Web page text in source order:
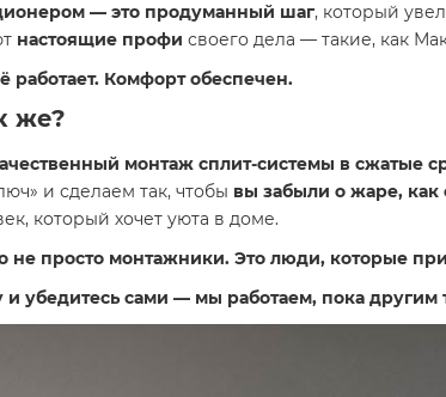
— это продуманный шаг, который
настоящие профи своего дела — такие, как
работает. Комфорт обеспечен.
же?
монтаж сплит-системы в сжатые
и сделаем так, чтобы вы забыли о жаре, как
который хочет уюта в доме.
не просто монтажники. Это люди, которые
убедитесь сами — мы работаем, пока другим